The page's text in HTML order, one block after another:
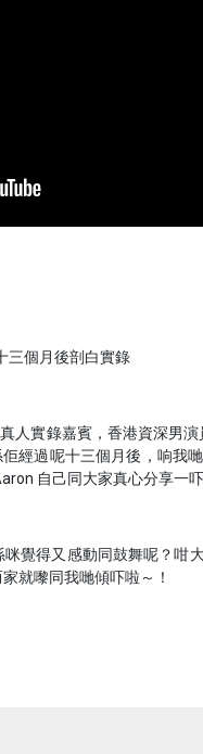
三個月後剖白實錄
人實錄嘉賓，香港資深男
經過呢十三個月後，响我
自己同大家真心分享一吓
覺得又感動同鼓舞呢？咁
就嚟同我哋傾吓啦～！